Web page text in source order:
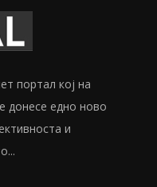
портал кој на
донесе едно ново
и